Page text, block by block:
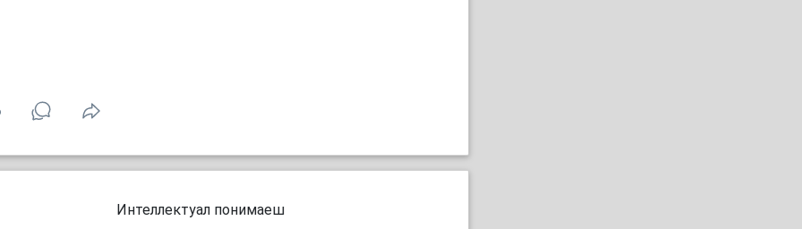
Интеллектуал понимаеш